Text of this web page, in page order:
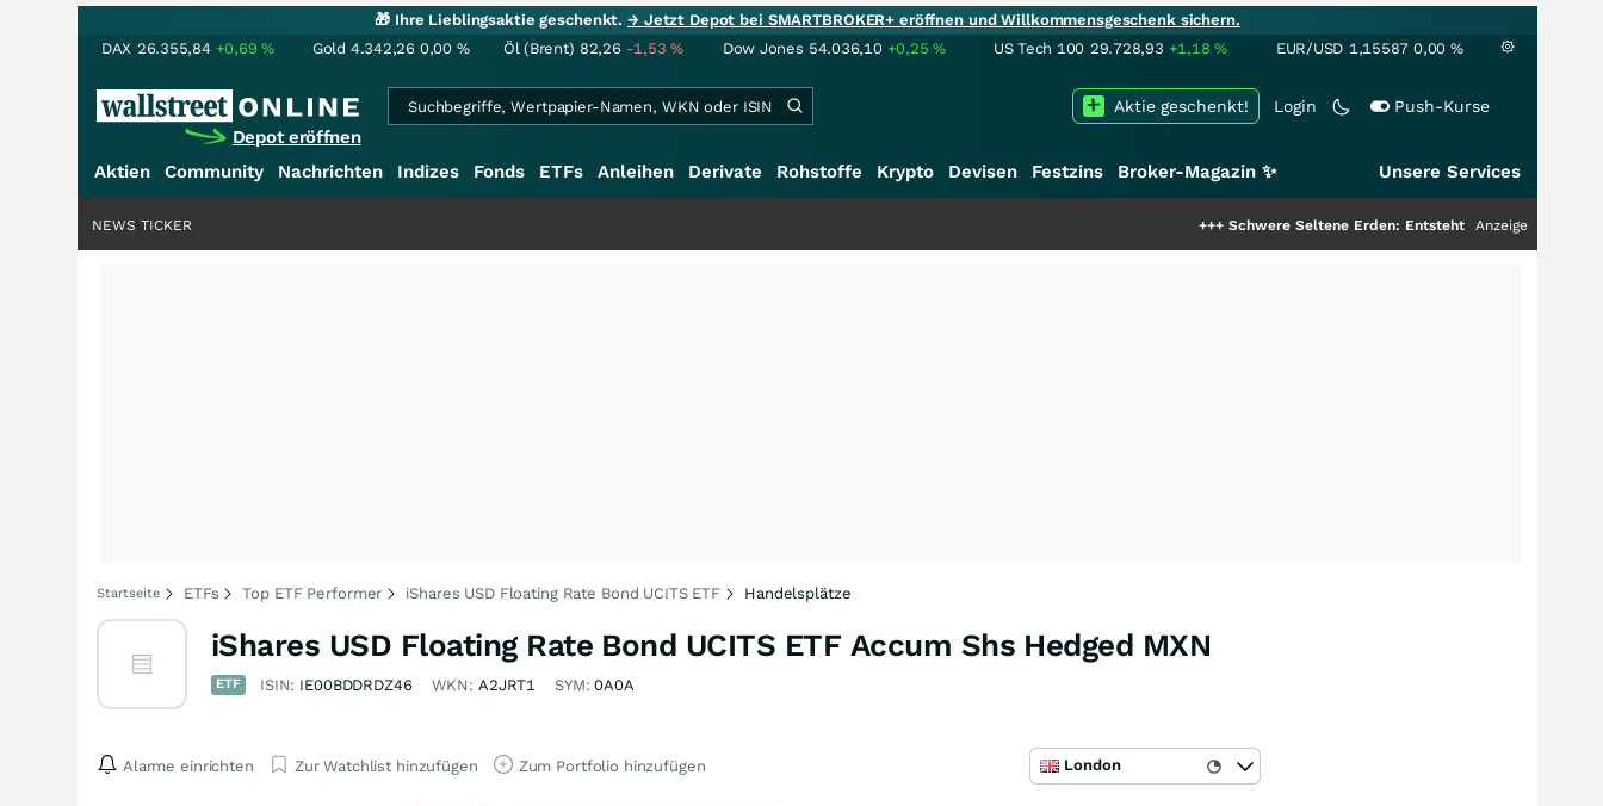
🎁 Ihre Lieblingsaktie geschenkt.→ Jetzt Depot bei SMARTBROKER+ eröffnen und Willkommensgeschenk sichern.
DAX 26.355,84 +0,69% Gold 4.342,26 0,00 % Öl (Brent) 82,26 -1,53% Dow Jones 54.036,10 +0,25% US Tech 100 29.728,93 +1,18% EUR/USD 1,15587 0,00 %
Depot eröffnen
Login Push-Kurse
Aktie geschenkt!
Aktien Community Nachrichten Indizes Fonds ETFs Anleihen Derivate Rohstoffe Krypto Devisen Festzins Broker-Magazin ✨ Unsere Services
Schwere Seltene Erden: Entsteht hier die nächste
Anzeige
NEWS TICKER
Startseite ETFs Top ETF Performer iShares USD Floating Rate Bond UCITS ETF Handelsplätze
iShares USD Floating Rate Bond UCITS ETF Accum Shs Hedged MXN
ETF ISIN: IE00BDDRDZ46 WKN: A2JRT1 SYM:0A0A
Alarme einrichten Zur Watchlist hinzufügen Zum Portfolio hinzufügen London